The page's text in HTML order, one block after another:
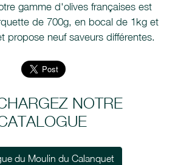
gamme d'olives françaises est
de 700g, en bocal de 1kg et
propose neuf saveurs différentes.
NOTRE
du Moulin du Calanquet